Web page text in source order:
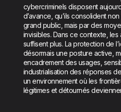
cybercriminels disposent
d’avance, qu’ils consolident
grand public, mais par des
invisibles. Dans ce contexte,
suffisent plus. La protection de
désormais une posture active,
encadrement des usages,
industrialisation des réponses
un environnement où les
légitimes et détournés